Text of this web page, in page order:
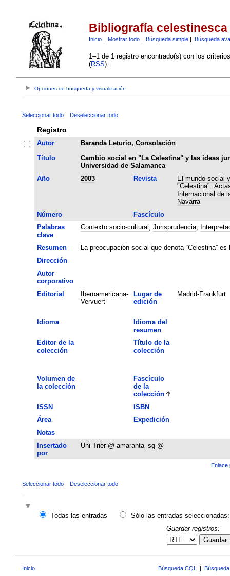
Bibliografía celestinesca
Inicio| Mostrar todo| Búsqueda simple| Búsqueda
1–1 de 1 registro encontrado(s) con los
(RSS):
Opciones de búsqueda y visualización
Seleccionar todo Deseleccionar todo
Registro
Autor
Baranda Leturio, Consolación
Título
Cambio social en "La Celestina" y las ideas
Universidad de Salamanca
Año
2003 Revista
El mundo social
"Celestina".
Internacional de
Navarra
Número
Fascículo
Palabras
clave
Contexto socio-cultural ; Jurisprudencia;
Resumen
La preocupación social que denota “Celestina”
Dirección
Autor
corporativo
Editorial
Iberoamericana-
Vervuert
Lugar de
edición
Madrid-Frankfurt
Idioma
Idioma del
resumen
Editor de la
colección
Título de la
colección
Volumen de
la colección
Fascículo
de la
colección
ISSN
ISBN
Área
Expedición
Notas
Insertado
por
Uni-Trier @ amaranta_sg @
Enlace
Seleccionar todo Deseleccionar todo
Todas las entradas
Sólo las entradas seleccionadas:
Guardar registros:
Guardar
Inicio Búsqueda CQL